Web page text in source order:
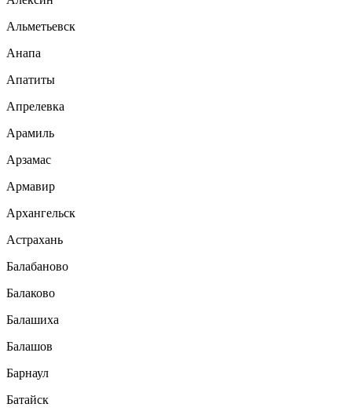
Альметьевск
Анапа
Апатиты
Апрелевка
Арамиль
Арзамас
Армавир
Архангельск
Астрахань
Балабаново
Балаково
Балашиха
Балашов
Барнаул
Батайск